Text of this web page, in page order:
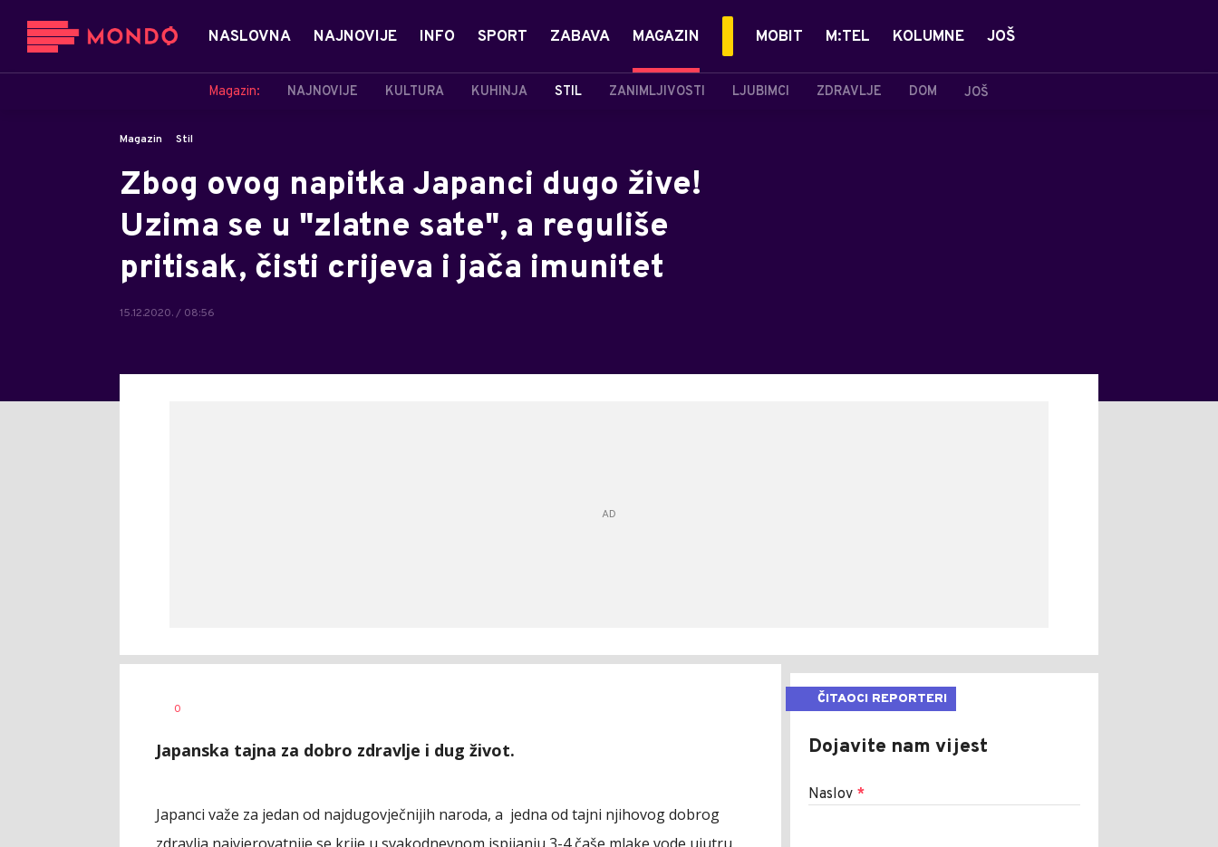
NASLOVNA NAJNOVIJE INFO SPORT ZABAVA MAGAZIN
Magazin: NAJNOVIJE KULTURA KUHINJA STIL ZANIMLJIVOSTI LJUBIMCI ZDRAVLJE DOM JOŠ
MOBIT M:TEL KOLUMNE JOŠ
Magazin Stil
Zbog ovog napitka Japanci dugo žive!
Uzima se u "zlatne sate", a reguliše
pritisak, čisti crijeva i jača imunitet
15.12.2020. / 08:56
AUTOR
0
Japanska tajna za dobro zdravlje i dug život.
Japanci važe za jedan od najdugovječnijih naroda, a jedna od tajni njihovog dobrog
ČITAOCI REPORTERI
Dojavite nam vijest
Naslov *